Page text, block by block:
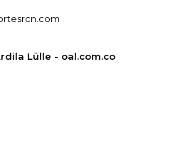
Lülle - oal.com.co